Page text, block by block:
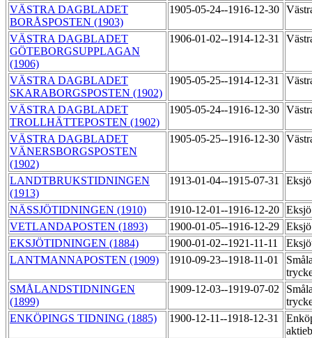
VÄSTRA DAGBLADET
BORÅSPOSTEN (1903)
1905-05-24--1916-12-30
VÄSTRA DAGBLADET
GÖTEBORGSUPPLAGAN
(1906)
1906-01-02--1914-12-31
VÄSTRA DAGBLADET
SKARABORGSPOSTEN (1902)
1905-05-25--1914-12-31
VÄSTRA DAGBLADET
TROLLHÄTTEPOSTEN (1902)
1905-05-24--1916-12-30
VÄSTRA DAGBLADET
VÄNERSBORGSPOSTEN
(1902)
1905-05-25--1916-12-30
LANDTBRUKSTIDNINGEN
(1913)
1913-01-04--1915-07-31
NÄSSJÖTIDNINGEN (1910) 1910-12-01--1916-12-20
VETLANDAPOSTEN (1893)
1900-01-05--1916-12-29
EKSJÖTIDNINGEN (1884)
1900-01-02--1921-11-11
LANTMANNAPOSTEN (1909)
1910-09-23--1918-11-01
SMÅLANDSTIDNINGEN
(1899)
1909-12-03--1919-07-02
ENKÖPINGS TIDNING (1885)
1900-12-11--1918-12-31